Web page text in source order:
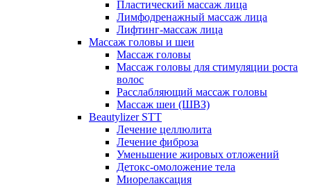
Пластический массаж лица
Лимфодренажный массаж лица
Лифтинг-массаж лица
Массаж головы и шеи
Массаж головы
Массаж головы для стимуляции роста
волос
Расслабляющий массаж головы
Массаж шеи (ШВЗ)
Beautylizer STT
Лечение целлюлита
Лечение фиброза
Уменьшение жировых отложений
Детокс-омоложение тела
Миорелаксация